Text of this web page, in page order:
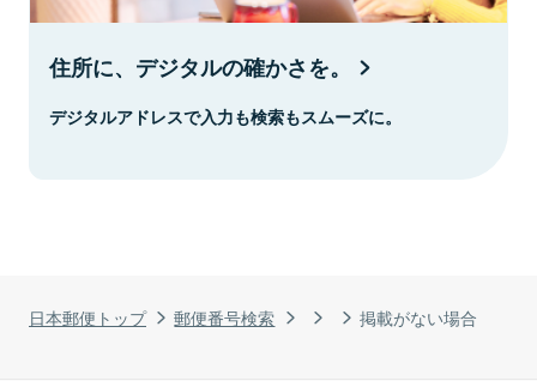
日本郵便トップ 郵便番号検索 掲載がない場合
住所に、デジタルの確かさを。
デジタルアドレスで入力も検索もスムーズに。